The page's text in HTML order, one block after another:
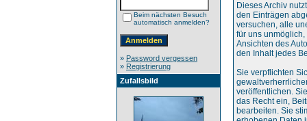
Beim nächsten Besuch
automatisch anmelden?
» Password vergessen
» Registrierung
Zufallsbild
Dieses Archiv
den Einträgen
versuchen, alle
für uns
Ansichten des
den Inhalt jedes
Sie verpflichten
veröffentlichen.
das Recht ein,
bearbeiten. Sie